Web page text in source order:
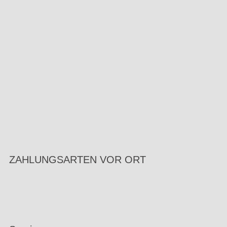
ZAHLUNGSARTEN VOR ORT